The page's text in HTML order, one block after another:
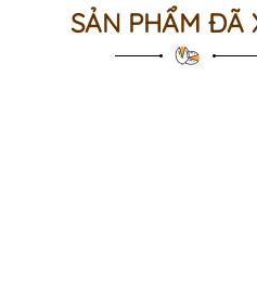
SẢN PHẨM ĐÃ